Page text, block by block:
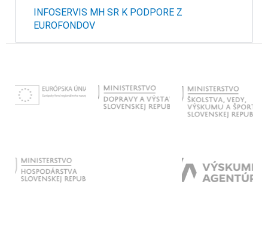
INFOSERVIS MH SR K PODPORE Z
EUROFONDOV